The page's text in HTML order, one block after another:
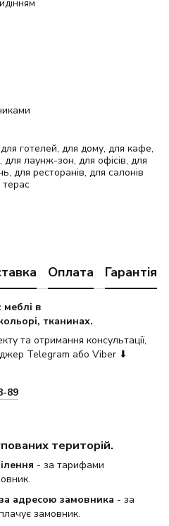
готелей, для дому, для кафе,
для лаунж-зон, для офісів, для
для ресторанів, для салонів
терас
Оплата Гарантія
меблі в
тканинах.
та отримання консультації,
Telegram або Viber ⬇
89
територій.
- за тарифами
адресою замовника - за
замовник.